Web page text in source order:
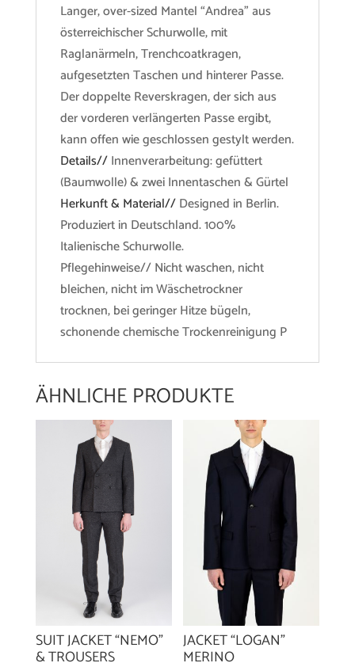
Langer, over-sized Mantel “Andrea” aus
österreichischer Schurwolle, mit
Raglanärmeln, Trenchcoatkragen,
aufgesetzten Taschen und hinterer Passe.
Der doppelte Reverskragen, der sich aus
der vorderen verlängerten Passe ergibt,
kann offen wie geschlossen gestylt werden.
Details//Innenverarbeitung: gefüttert
(Baumwolle) & zwei Innentaschen & Gürtel
Herkunft & Material//Designed in Berlin.
Produziert in Deutschland. 100%
Italienische Schurwolle.
Pflegehinweise// Nicht waschen, nicht
bleichen, nicht im Wäschetrockner
trocknen, bei geringer Hitze bügeln,
schonende chemische Trockenreinigung P
ÄHNLICHE PRODUKTE
SUIT JACKET “NEMO”
& TROUSERS
JACKET “LOGAN”
MERINO